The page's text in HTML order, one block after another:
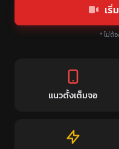
เ
* ไม่ต้
แนวตั้งเต็มจอ